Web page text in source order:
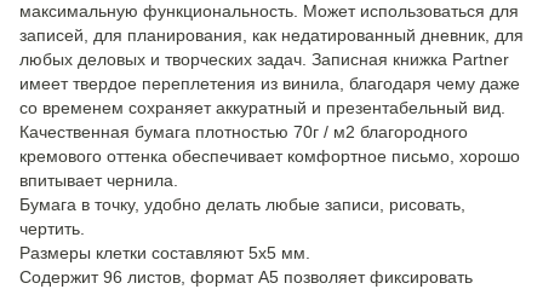
максимальную функциональность. Может использоваться для
записей, для планирования, как недатированный дневник, для
любых деловых и творческих задач. Записная книжка Partner
имеет твердое переплетения из винила, благодаря чему даже
со временем сохраняет аккуратный и презентабельный вид.
Качественная бумага плотностью 70г / м2 благородного
кремового оттенка обеспечивает комфортное письмо, хорошо
впитывает чернила.
Бумага в точку, удобно делать любые записи, рисовать,
чертить.
Размеры клетки составляют 5х5 мм.
Содержит 96 листов, формат А5 позволяет фиксировать